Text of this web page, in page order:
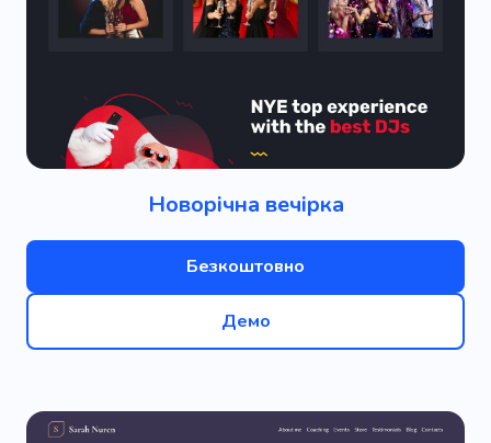
Новорічна вечірка
Безкоштовно
Демо